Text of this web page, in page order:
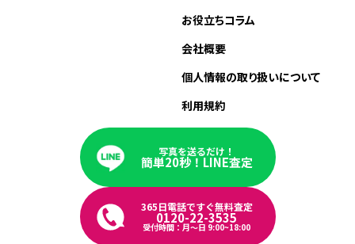
お役立ちコラム
会社概要
個人情報の取り扱いについて
利用規約
写真を送るだけ！
簡単20秒！LINE査定
365日電話ですぐ無料査定
0120-22-3535
受付時間：月〜日 9:00~18:00